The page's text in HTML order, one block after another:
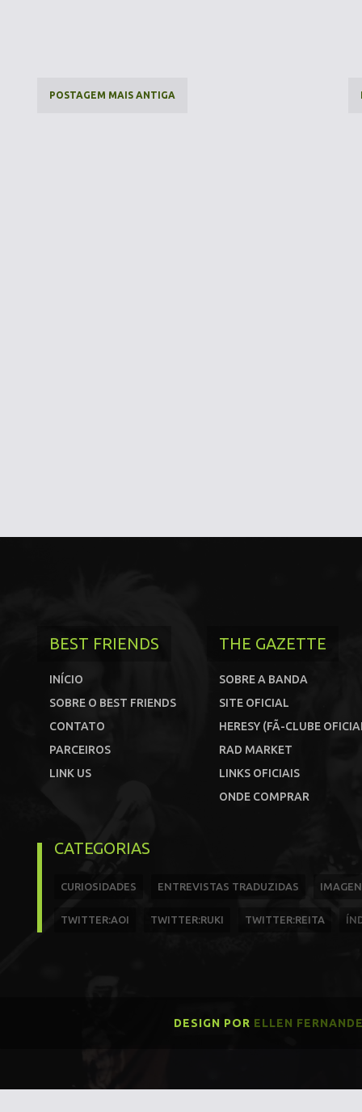
POSTAGEM MAIS ANTIGA
BEST FRIENDS
INÍCIO
SOBRE O BEST FRIENDS
CONTATO
PARCEIROS
LINK US
THE GAZETTE
SOBRE A BANDA
SITE OFICIAL
HERESY (FÃ-CLUBE
RAD MARKET
LINKS OFICIAIS
ONDE COMPRAR
CATEGORIAS
CURIOSIDADES ENTREVISTAS TRADUZIDAS
TWITTER:AOI TWITTER:RUKI TWITTER:REITA
DESIGN POR ELLEN